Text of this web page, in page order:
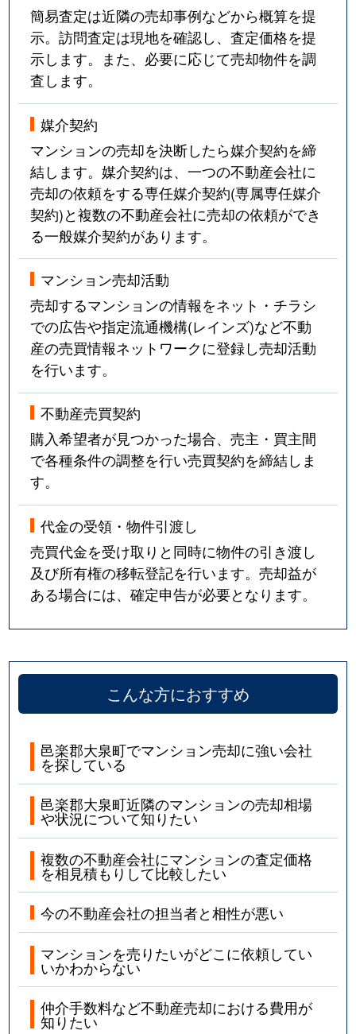
簡易査定は近隣の売却事例などから概算を提
示。訪問査定は現地を確認し、査定価格を提
示します。また、必要に応じて売却物件を調
査します。
媒介契約
マンションの売却を決断したら媒介契約を締
結します。媒介契約は、一つの不動産会社に
売却の依頼をする専任媒介契約(専属専任媒介
契約)と複数の不動産会社に売却の依頼ができ
る一般媒介契約があります。
マンション売却活動
売却するマンションの情報をネット・チラシ
での広告や指定流通機構(レインズ)など不動
産の売買情報ネットワークに登録し売却活動
を行います。
不動産売買契約
購入希望者が見つかった場合、売主・買主間
で各種条件の調整を行い売買契約を締結しま
す。
代金の受領・物件引渡し
売買代金を受け取りと同時に物件の引き渡し
及び所有権の移転登記を行います。売却益が
ある場合には、確定申告が必要となります。
こんな方におすすめ
邑楽郡大泉町でマンション売却に強い会社
を探している
邑楽郡大泉町近隣のマンションの売却相場
や状況について知りたい
複数の不動産会社にマンションの査定価格
を相見積もりして比較したい
今の不動産会社の担当者と相性が悪い
マンションを売りたいがどこに依頼してい
いかわからない
仲介手数料など不動産売却における費用が
知りたい